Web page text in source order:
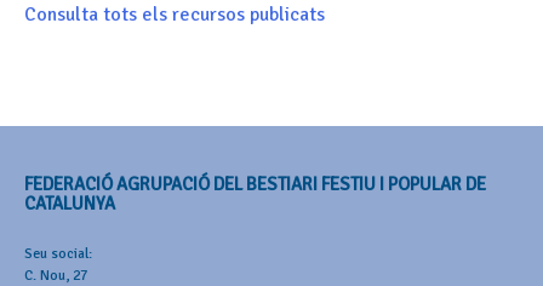
Consulta tots els recursos publicats
FEDERACIÓ AGRUPACIÓ DEL BESTIARI FESTIU I POPULAR DE
CATALUNYA
Seu social:
C. Nou, 27